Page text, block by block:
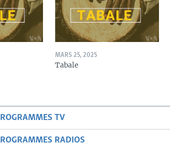
MARS 25, 2025
Tabale
TV
RADIOS